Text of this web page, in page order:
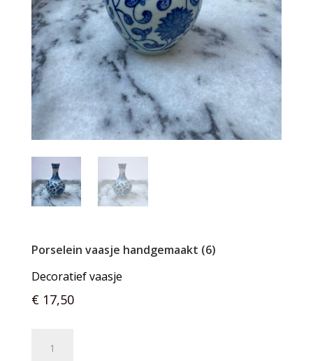
Porselein vaasje handgemaakt (6)
Decoratief vaasje
€17,50
vaasje